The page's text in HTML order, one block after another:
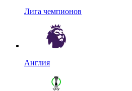
Лига чемпионов
Англия